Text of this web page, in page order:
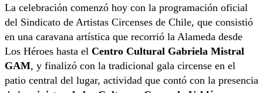
La celebración comenzó hoy con la programación oficial
del Sindicato de Artistas Circenses de Chile, que consistió
en una caravana artística que recorrió la Alameda desde
Los Héroes hasta el Centro Cultural Gabriela Mistral
GAM, y finalizó con la tradicional gala circense en el
patio central del lugar, actividad que contó con la presencia